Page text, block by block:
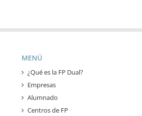
MENÚ
¿Qué es la FP Dual?
Empresas
Alumnado
Centros de FP